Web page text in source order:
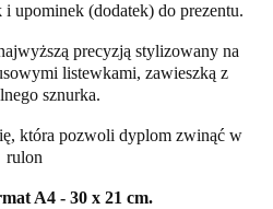
i upominek (dodatek) do prezentu.
precyzją stylizowany na
listewkami, zawieszką z
sznurka.
która pozwoli dyplom zwinąć w
rulon
A4 - 30 x 21 cm.